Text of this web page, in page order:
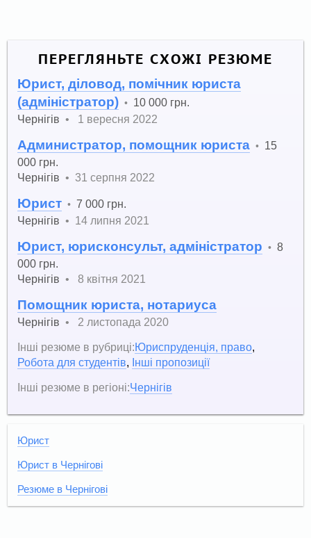
ПЕРЕГЛЯНЬТЕ СХОЖІ РЕЗЮМЕ
Юрист, діловод, помічник юриста
(адміністратор) • 10 000 грн.
Чернігів • 1 вересня 2022
Администратор, помощник юриста • 15
000 грн.
Чернігів •31 серпня 2022
Юрист • 7 000 грн.
Чернігів • 14 липня 2021
Юрист, юрисконсульт, адміністратор •8
000 грн.
Чернігів • 8 квітня 2021
Помощник юриста, нотариуса
Чернігів •
2 листопада 2020
Інші резюме в рубриці:Юриспруденція, право,
Робота для студентів, Інші пропозиції
Інші резюме в регіоні:Чернігів
Юрист
Юрист в Чернігові
Резюме в Чернігові